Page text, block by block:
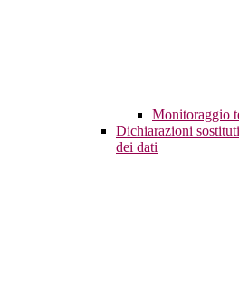
Monitoraggio
Dichiarazioni
dei dati